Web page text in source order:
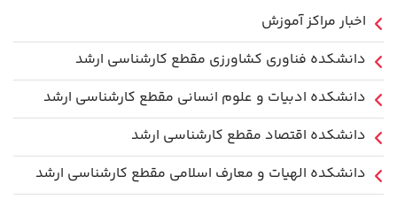
اخبار مراکز آموزش
دانشكده فناوري كشاورزی مقطع کارشناسی ارشد
دانشکده ادبیات و علوم انسانی مقطع کارشناسی ارشد
دانشکده اقتصاد مقطع کارشناسی ارشد
دانشکده الهیات و معارف اسلامی مقطع کارشناسی ارشد